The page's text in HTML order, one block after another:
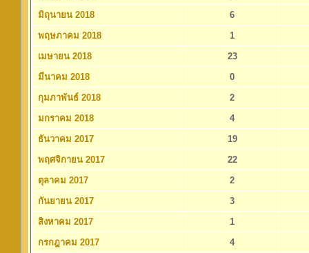
มิถุนายน 2018
6
พฤษภาคม 2018
1
เมษายน 2018
23
มีนาคม 2018
0
กุมภาพันธ์ 2018
2
มกราคม 2018
4
ธันวาคม 2017
19
พฤศจิกายน 2017
22
ตุลาคม 2017
2
กันยายน 2017
3
สิงหาคม 2017
1
กรกฎาคม 2017
4